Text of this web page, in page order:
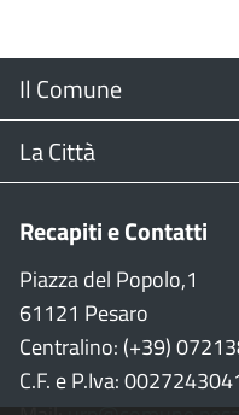
Menu
Footer
Il Comune
Il Sindaco
Consiglio Comunale
CON
Garante persone con
La Città
Stradario
WiFi
Città della Musica
Recapiti e Contatti
Piazza del Popolo,1
61121 Pesaro
Centralino: (+39)
C.F. e P.Iva: